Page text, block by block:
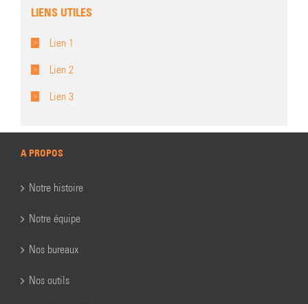
LIENS UTILES
Lien 1
Lien 2
Lien 3
A PROPOS
Notre histoire
Notre équipe
Nos bureaux
Nos outils